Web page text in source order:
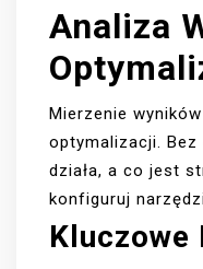
Analiza
Mierzenie
optymalizacji.
działa, a co jest
konfiguruj
Kluczowe